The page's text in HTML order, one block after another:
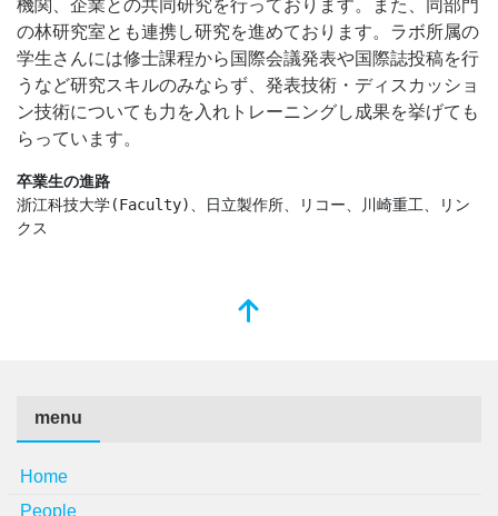
機関、企業との共同研究を行っております。また、同部門
の林研究室とも連携し研究を進めております。ラボ所属の
学生さんには修士課程から国際会議発表や国際誌投稿を行
うなど研究スキルのみならず、発表技術・ディスカッショ
ン技術についても力を入れトレーニングし成果を挙げても
らっています。
卒業生の進路
浙江科技大学(Faculty)、日立製作所、リコー、川崎重工、リン
クス
menu
Home
People